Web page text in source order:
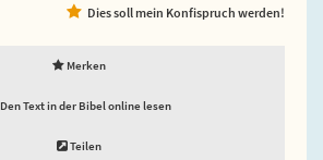
Dies soll mein Konfispruch werden!
Merken
Den Text in der Bibel online lesen
Teilen